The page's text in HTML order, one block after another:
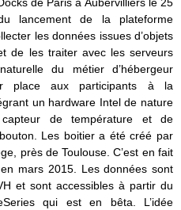
de Paris à Aubervilliers le 25
lancement de la plateforme
les données issues d’objets
de les traiter avec les serveurs
du métier d’hébergeur
place aux participants à la
un hardware Intel de nature
de température et de
Les boitier a été créé par
près de Toulouse. C’est en fait
mars 2015. Les données sont
et sont accessibles à partir du
qui est en bêta. L’idée